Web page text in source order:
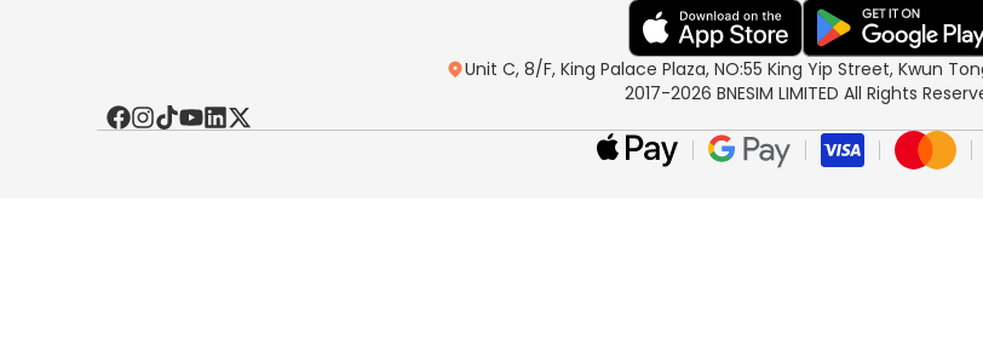
Unit C, 8/F, King Palace Plaza, NO:55 King Yip Street, Kwun
2017-2026 BNESIM LIMITED All Rights